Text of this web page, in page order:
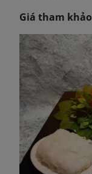
Giá tham khảo